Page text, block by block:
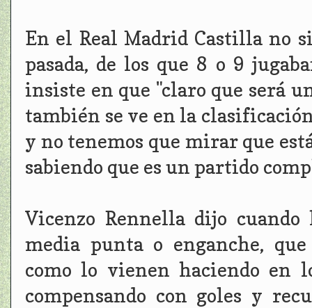
En el Real Madrid Castilla no
pasada, de los que 8 o 9
insiste en que "claro que será
también se ve en la
y no tenemos que mirar que
sabiendo que es un partido
Vicenzo Rennella dijo
media punta o enganche,
como lo vienen haciendo en
compensando con goles y